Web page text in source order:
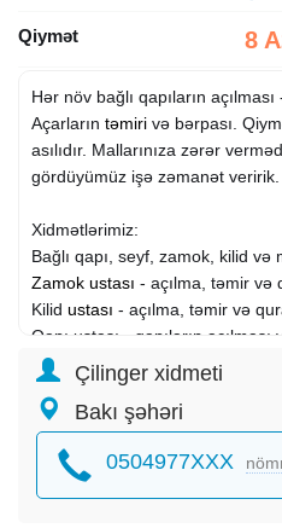
Qiymət 8
Hər növ bağlı qapıların
Açarların təmiri və bərpası.
asılıdır. Mallarınıza zərər
gördüyümüz işə zəmanət veririk.
Xidmətlərimiz:
Bağlı qapı, seyf, zamok, kilid və
Zamok ustası - açılma, təmir və
Kilid ustası - açılma, təmir və
Qapı ustası - qapıların açılması
Giriş və otaq qapılarındakı
dəyişdirilməsi və qapının
hallarında istənilən vaxt
zamoklara minimum ziyanla
sifarişi, quraşdırılması və təmiri
İşi peşəkarlara həvalə etməklə
Çilinger xidmeti
Bakı şəhəri
0504977XXX